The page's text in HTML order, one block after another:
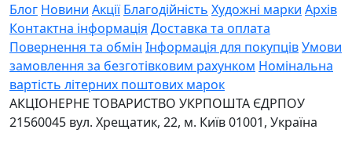
Блог Новини Акції Благодійність Художні марки Архів
Контактна інформація Доставка та оплата
Повернення та обмін Інформація для покупцівУмови
замовлення за безготівковим рахунком Номінальна
вартість літерних поштових марок
АКЦІОНЕРНЕ ТОВАРИСТВО УКРПОШТА ЄДРПОУ
21560045 вул. Хрещатик, 22, м. Київ01001, Україна